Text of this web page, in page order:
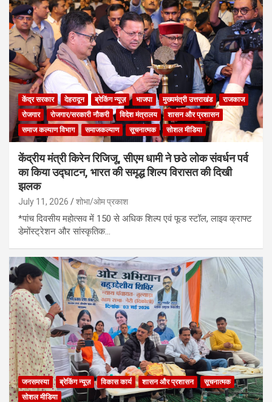
केंद्र सरकार देहरादून ब्रेकिंग न्यूज़ भाजपा मुख्यमंत्री उत्तराखंड
राजकाज
रोजगार
रोजगार/सरकारी नौकरी विदेश मंत्रालय
शासन और प्रशासन
समाज कल्याण विभाग
समाजकल्याण सूचनात्मक सोशल मीडिया
केंद्रीय मंत्री किरेन रिजिजू, सीएम धामी ने छठे लोक संवर्धन पर्व
का किया उद्घाटन, भारत की समृद्ध शिल्प विरासत की दिखी
झलक
July 11, 2026 शोभा/ओम प्रकाश
*पांच दिवसीय महोत्सव में 150 से अधिक शिल्प एवं फूड स्टॉल, लाइव क्राफ्ट
डेमोंस्ट्रेशन और सांस्कृतिक…
जनसमस्या ब्रेकिंग न्यूज़ विकास कार्य शासन और प्रशासन
सूचनात्मक
सोशल मीडिया